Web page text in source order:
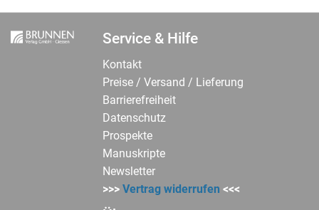
Service & Hilfe
Kontakt
Preise / Versand / Lieferung
Barrierefreiheit
Datenschutz
Prospekte
Manuskripte
Newsletter
>>>Vertrag widerrufen <<<